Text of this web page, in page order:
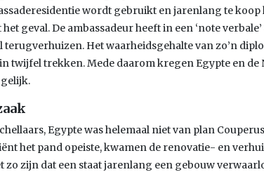
wordt gebruikt en jarenlang te koop
het geval. De ambassadeur heeft in een ‘note
terugverhuizen. Het waarheidsgehalte van zo’n
twijfel trekken. Mede daarom kregen Egypte en de
Egypte was helemaal niet van plan
het pand opeiste, kwamen de renovatie- en
zo zijn dat een staat jarenlang een gebouw